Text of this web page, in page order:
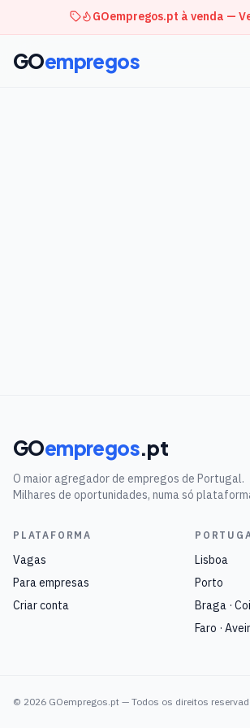
GOempregos.pt à venda —
GOempregos
GOempregos.pt
O maior agregador de empregos de Portugal.
Milhares de oportunidades, numa só
PLATAFORMA
Vagas
Para empresas
Criar conta
Lisboa
Porto
Braga ·
Faro ·
© 2026 GOempregos.pt — Todos os direitos